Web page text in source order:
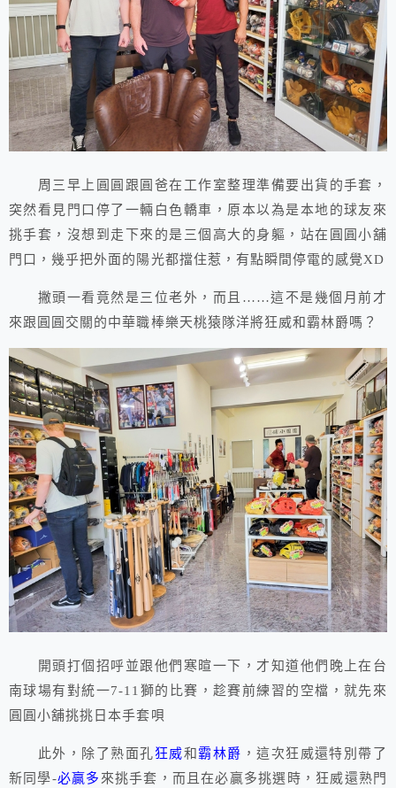
周三早上圓圓跟圓爸在工作室整理準備要出貨的手套，
突然看見門口停了一輛白色轎車，原本以為是本地的球友來
挑手套，沒想到走下來的是三個高大的身軀，站在圓圓小舖
門口，幾乎把外面的陽光都擋住惹，有點瞬間停電的感覺XD
撇頭一看竟然是三位老外，而且……這不是幾個月前才
來跟圓圓交關的中華職棒樂天桃猿隊洋將狂威和霸林爵嗎？
開頭打個招呼並跟他們寒暄一下，才知道他們晚上在台
南球場有對統一7-11獅的比賽，趁賽前練習的空檔，就先來
圓圓小舖挑挑日本手套唄
此外，除了熟面孔狂威和霸林爵 ，這次狂威還特別帶了
新同學-必贏多 來挑手套，而且在必贏多挑選時，狂威還熟門